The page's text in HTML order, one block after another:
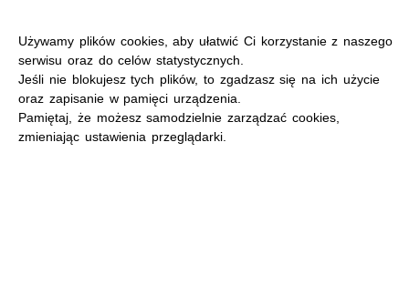
Używamy plików cookies, aby ułatwić Ci korzystanie z naszego
serwisu oraz do celów statystycznych.
Jeśli nie blokujesz tych plików, to zgadzasz się na ich użycie
oraz zapisanie w pamięci urządzenia.
Pamiętaj, że możesz samodzielnie zarządzać cookies,
zmieniając ustawienia przeglądarki.
MENU